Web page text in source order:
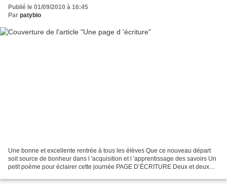
Publié le 01/09/2010 à 16:45
Par patybio
Une bonne et excellente rentrée à tous les élèves Que ce nouveau départ
soit source de bonheur dans l 'acquisition et l 'apprentissage des savoirs Un
petit poème pour éclairer cette journée PAGE D’ÉCRITURE Deux et deux